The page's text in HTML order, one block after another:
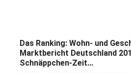
Das Ranking: Wohn- und
Marktbericht Deutschland
Schnäppchen-Zeit...